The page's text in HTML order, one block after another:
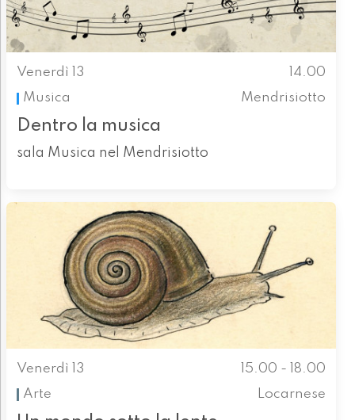
Venerdì 13
14.00
Musica
Mendrisiotto
Dentro la musica
sala Musica nel Mendrisiotto
Venerdì 13
15.00 - 18.00
Arte
Locarnese